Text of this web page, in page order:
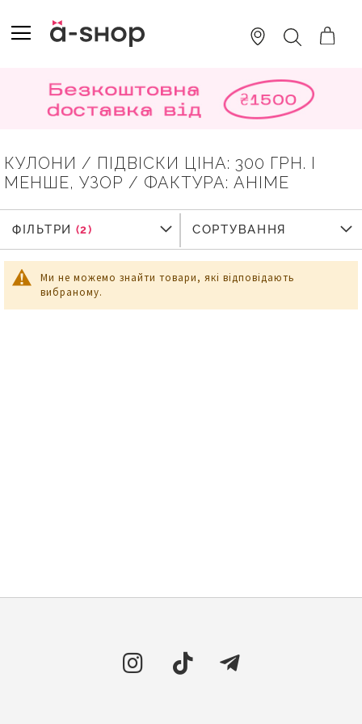
TO
CONTENT
ПОШУК
КУЛОНИ / ПІДВІСКИ ЦІНА: 300 ГРН. І
МЕНШЕ, УЗОР / ФАКТУРА: АНIМЕ
Ми не можемо знайти товари, які відповідають
вибраному.
ФІЛЬТРИ
ФІЛЬТРИ СОРТУВАННЯ